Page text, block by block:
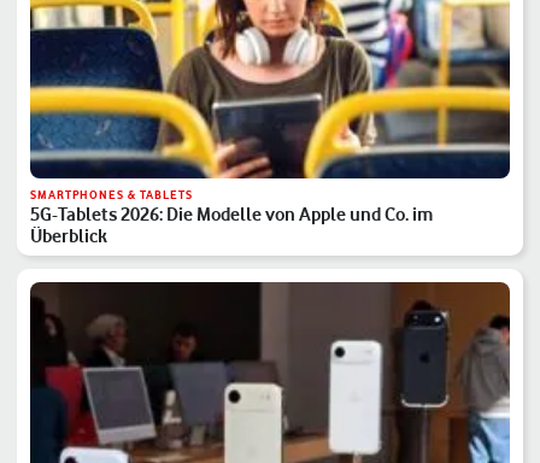
SMARTPHONES & TABLETS
5G-Tablets 2026: Die Modelle von Apple und Co. im
Überblick